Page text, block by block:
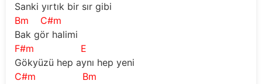
Sanki yırtık bir sır gibi
Bm
C#m
Bak gör halimi
F#m
E
Gökyüzü hep aynı hep yeni
C#m
Bm